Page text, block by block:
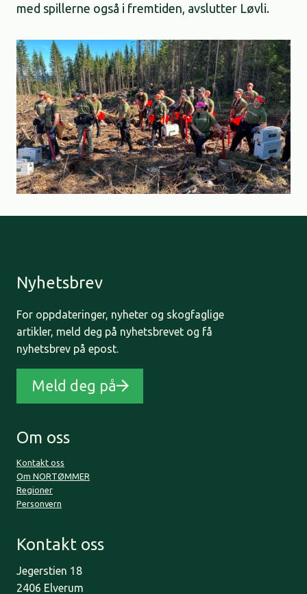
med spillerne også i fremtiden, avslutter Løvli.
Nyhetsbrev
For oppdateringer, nyheter og skogfaglige
artikler, meld deg på nyhetsbrevet og få
nyhetsbrev på epost.
Meld deg på
Om oss
Kontakt oss
Om NORTØMMER
Regioner
Personvern
Kontakt oss
Jegerstien 18
2406 Elverum